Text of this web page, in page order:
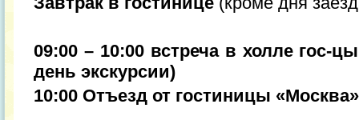
09:00 – 10:00 встреча в холле гос-
день экскурсии)
10:00 Отъезд от гостиницы «Москва»